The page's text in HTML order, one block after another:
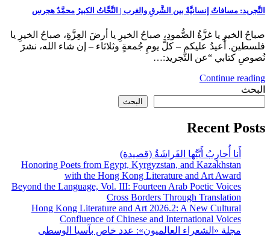
التَّجريد: مسافاتٌ إنسانيَّةٌ بين الشَّرقِ والغرب | النَّحَّاتُ الكبيرُ محمَّدٌ هجرس
صباحُ الخيرِ يا غزَّةُ الصُّمودِ، صباحُ الخيرِ يا أرضَ العِزَّةِ، صباحُ الخيرِ يا
فلسطين. أُعيدُ عليكم – كلَّ يومِ جُمعةٍ وثلاثاء – إن شاء الله، نشرَ
نُصوصِ كتابي “عن التَّجريد:…
Continue reading
البحث
البحث
Recent Posts
أَنا أُحارِبُ أَيَّتُها الفَراشَةُ (قصيدة)
Honoring Poets from Egypt, Kyrgyzstan, and Kazakhstan
with the Hong Kong Literature and Art Award
Beyond the Language, Vol. III: Fourteen Arab Poetic Voices
Cross Borders Through Translation
Hong Kong Literature and Art 2026.2: A New Cultural
Confluence of Chinese and International Voices
مجلة «الشعراء العالميون»: عدد خاص بآسيا الوسطى